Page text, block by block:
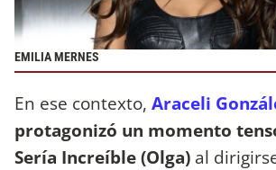
EMILIA MERNES
En ese contexto, Araceli
protagonizó un momento
Sería Increíble (Olga) al